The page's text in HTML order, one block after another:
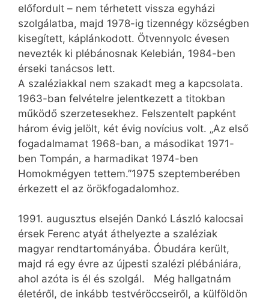
előfordult – nem térhetett vissza egyházi
szolgálatba, majd 1978-ig tizennégy községben
kisegített, káplánkodott. Ötvennyolc évesen
nevezték ki plébánosnak Kelebián, 1984-ben
érseki tanácsos lett.
A szaléziakkal nem szakadt meg a kapcsolata.
1963-ban felvételre jelentkezett a titokban
működő szerzetesekhez. Felszentelt papként
három évig jelölt, két évig novícius volt. „Az első
fogadalmamat 1968-ban, a másodikat 1971-
ben Tompán, a harmadikat 1974-ben
Homokmégyen tettem.”1975 szeptemberében
érkezett el az örökfogadalomhoz.
1991. augusztus elsején Dankó László kalocsai
érsek Ferenc atyát áthelyezte a szaléziak
magyar rendtartományába. Óbudára került,
majd rá egy évre az újpesti szalézi plébániára,
ahol azóta is él és szolgál. Még hallgatnám
életéről, de inkább testvéröccseiről, a külföldön